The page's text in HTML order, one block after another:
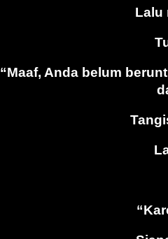
Lalu
“Maaf, Anda belum